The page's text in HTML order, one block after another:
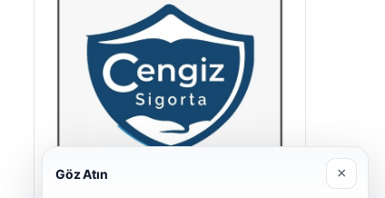
Göz Atın ×